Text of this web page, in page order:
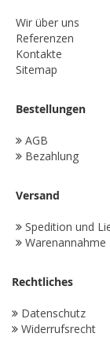
Wir über uns
Referenzen
Kontakte
Sitemap
Bestellungen
AGB
Bezahlung
Versand
Spedition und
Warenannahme
Rechtliches
Datenschutz
Widerrufsrecht